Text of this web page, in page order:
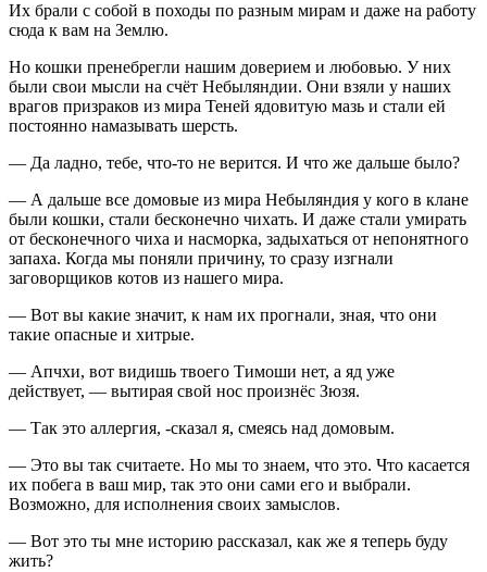
Их брали с собой в походы по разным мирам и даже на работу
сюда к вам на Землю.
Но кошки пренебрегли нашим доверием и любовью. У них
были свои мысли на счёт Небыляндии. Они взяли у наших
врагов призраков из мира Теней ядовитую мазь и стали ей
постоянно намазывать шерсть.
— Да ладно, тебе, что-то не верится. И что же дальше было?
— А дальше все домовые из мира Небыляндия у кого в клане
были кошки, стали бесконечно чихать. И даже стали умирать
от бесконечного чиха и насморка, задыхаться от непонятного
запаха. Когда мы поняли причину, то сразу изгнали
заговорщиков котов из нашего мира.
— Вот вы какие значит, к нам их прогнали, зная, что они
такие опасные и хитрые.
— Апчхи, вот видишь твоего Тимоши нет, а яд уже
действует, — вытирая свой нос произнёс Зюзя.
— Так это аллергия, -сказал я, смеясь над домовым.
— Это вы так считаете. Но мы то знаем, что это. Что касается
их побега в ваш мир, так это они сами его и выбрали.
Возможно, для исполнения своих замыслов.
— Вот это ты мне историю рассказал, как же я теперь буду
жить?